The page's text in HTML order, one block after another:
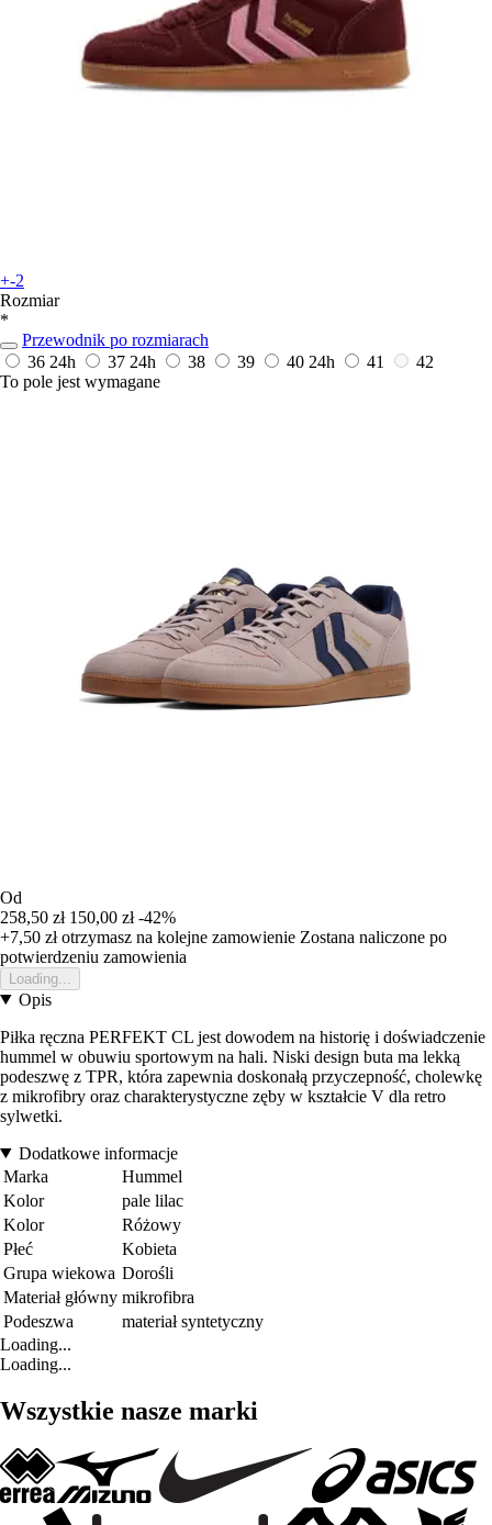
+-2
Rozmiar
*
Przewodnik po rozmiarach
36 24h 37 24h 38 39 40 24h 41
42
To pole jest wymagane
Od
258,50 zł 150,00 zł -42%
+7,50 złotrzymasz na kolejne zamowienie Zostana naliczone po
potwierdzeniu zamowienia
Loading...
Opis
Piłka ręczna PERFEKT CL jest dowodem na historię i doświadczenie
hummel w obuwiu sportowym na hali. Niski design buta ma lekką
podeszwę z TPR, która zapewnia doskonałą przyczepność, cholewkę
z mikrofibry oraz charakterystyczne zęby w kształcie V dla retro
sylwetki.
Dodatkowe informacje
Marka
Hummel
Kolor
pale lilac
Kolor
Różowy
Płeć
Kobieta
Grupa wiekowa Dorośli
Materiał główny mikrofibra
Podeszwa
materiał syntetyczny
Loading...
Loading...
Wszystkie nasze marki